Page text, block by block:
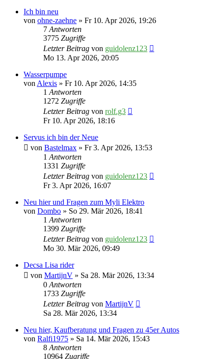
Ich bin neu
von ohne-zaehne » Fr 10. Apr 2026, 19:26
7Antworten
3775 Zugriffe
Letzter Beitrag von guidolenz123
Mo 13. Apr 2026, 20:05
Wasserpumpe
vonAlexis » Fr 10. Apr 2026, 14:35
1Antworten
1272 Zugriffe
Letzter Beitrag von rolf.g3
Fr 10. Apr 2026, 18:16
Servus ich bin der Neue
von Bastelmax » Fr 3. Apr 2026, 13:53
1Antworten
1331 Zugriffe
Letzter Beitrag von guidolenz123
Fr 3. Apr 2026, 16:07
Neu hier und Fragen zum Myli Elektro
von Dombo » So 29. Mär 2026, 18:41
1Antworten
1399 Zugriffe
Letzter Beitrag von guidolenz123
Mo 30. Mär 2026, 09:49
Decsa Lisa rider
von MartijnV » Sa 28. Mär 2026, 13:34
0Antworten
1733 Zugriffe
Letzter Beitrag von MartijnV
Sa 28. Mär 2026, 13:34
Neu hier, Kaufberatung und Fragen zu 45er Autos
von Ralfi1975 » Sa 14. Mär 2026, 15:43
8Antworten
10964 Zugriffe